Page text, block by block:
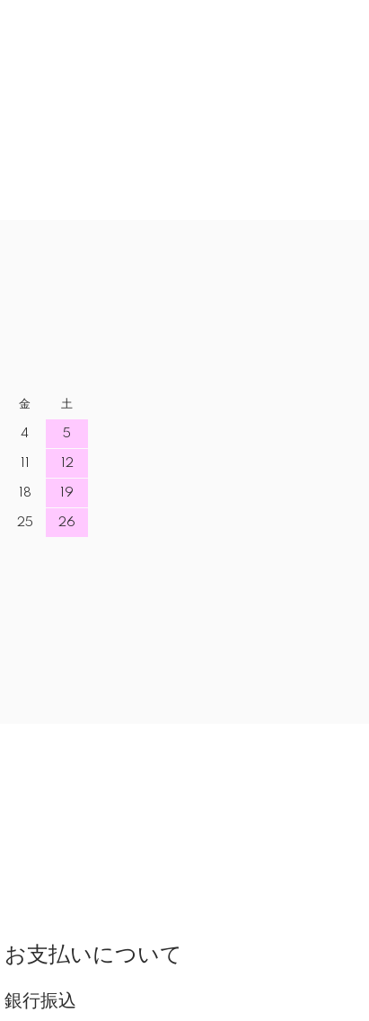
金 土
4 5
12
18 19
25 26
お支払いについて
銀行振込